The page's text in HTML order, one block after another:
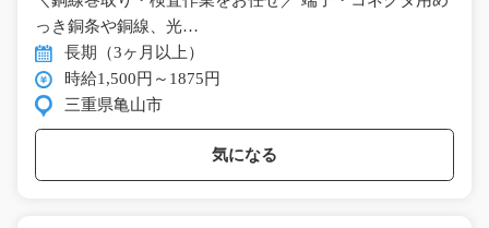
っき銅条や銅線、光…
長期（3ヶ月以上）
時給1,500円～1875円
三重県亀山市
気になる